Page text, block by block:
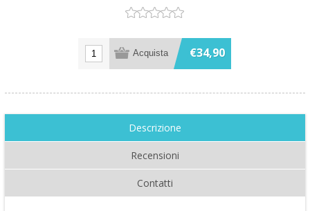
€34,90
Descrizione
Recensioni
Contatti